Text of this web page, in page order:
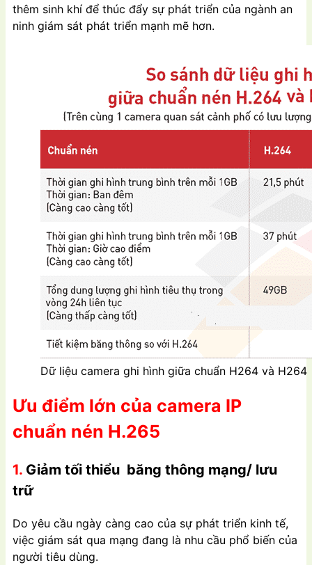
thêm sinh khí để thúc đẩy sự phát triển của ngành an
ninh giám sát phát triển mạnh mẽ hơn.
Dữ liệu camera ghi hình giữa chuẩn H264 và H264
Ưu điểm lớn của camera IP
chuẩn nén H.265
1. Giảm tối thiểu băng thông mạng/ lưu
trữ
Do yêu cầu ngày càng cao của sự phát triển kinh tế,
việc giám sát qua mạng đang là nhu cầu phổ biến của
người tiêu dùng.